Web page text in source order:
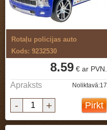
Rotaļu policijas auto
Kods: 9232530
8.59 € ar PVN.
Apraksts Noliktavā:17
- + Pirkt